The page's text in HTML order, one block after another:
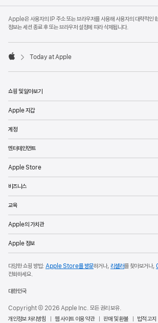
Footer
Apple은 사용자의 IP 주소 또는 브라우저를 사용해 사용자의 대략적인
정보는 세션 종료 후 또는 브라우저 설정에 따라 삭제됩니다.
Today at Apple
쇼핑 및 알아보기
Apple 지갑
계정
엔터테인먼트
Apple Store
비즈니스
교육
Apple의 가치관
Apple 정보
다양한 쇼핑 방법: Apple Store를 방문하거나, 리셀러를 찾아보거나,
전화하세요.
대한민국
Copyright © 2026 Apple Inc. 모든 권리 보유.
개인정보 처리방침
웹 사이트 이용 약관 판매 및 환불 법적 고지